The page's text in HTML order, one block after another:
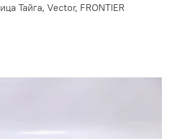
Тайга, Vector, FRONTIER